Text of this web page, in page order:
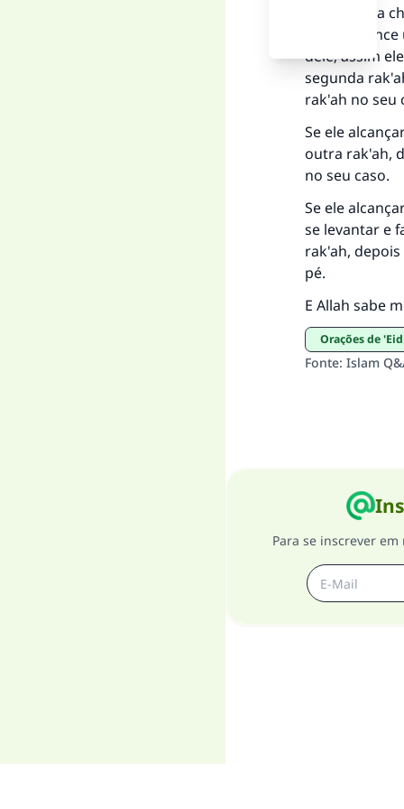
oração pela
imam
dele; assim
segunda
rak'ah no seu
Se ele
outra rak'ah,
no seu caso.
Se ele
se levantar e
rak'ah,
pé.
E Allah sabe
Orações de
Fonte: Islam
Para se inscrever